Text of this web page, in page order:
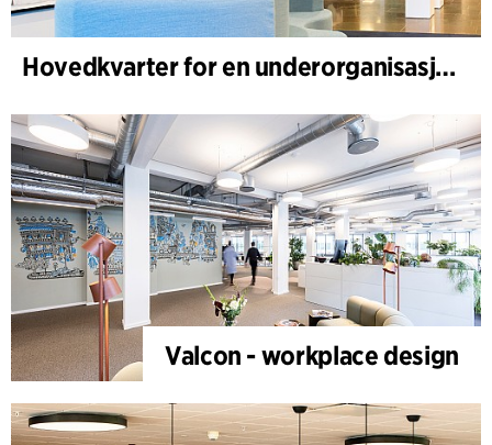
Hovedkvarter for en underorganisasjon av et globalt helseselskap
Valcon - workplace design